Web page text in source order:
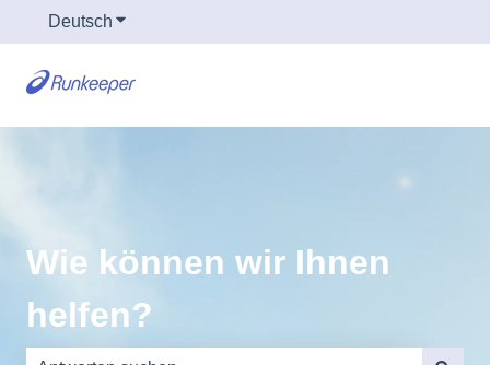
Deutsch Untermenü für Übersetzungen anzeigen
Wie können wir Ihnen
helfen?